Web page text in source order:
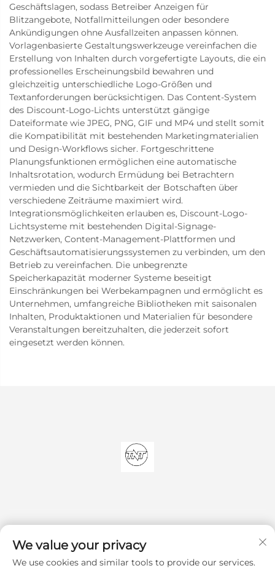
Geschäftslagen, sodass Betreiber Anzeigen für
Blitzangebote, Notfallmitteilungen oder besondere
Ankündigungen ohne Ausfallzeiten anpassen können.
Vorlagenbasierte Gestaltungswerkzeuge vereinfachen die
Erstellung von Inhalten durch vorgefertigte Layouts, die ein
professionelles Erscheinungsbild bewahren und
gleichzeitig unterschiedliche Logo-Größen und
Textanforderungen berücksichtigen. Das Content-System
des Discount-Logo-Lichts unterstützt gängige
Dateiformate wie JPEG, PNG, GIF und MP4 und stellt somit
die Kompatibilität mit bestehenden Marketingmaterialien
und Design-Workflows sicher. Fortgeschrittene
Planungsfunktionen ermöglichen eine automatische
Inhaltsrotation, wodurch Ermüdung bei Betrachtern
vermieden und die Sichtbarkeit der Botschaften über
verschiedene Zeiträume maximiert wird.
Integrationsmöglichkeiten erlauben es, Discount-Logo-
Lichtsysteme mit bestehenden Digital-Signage-
Netzwerken, Content-Management-Plattformen und
Geschäftsautomatisierungssystemen zu verbinden, um den
Betrieb zu vereinfachen. Die unbegrenzte
Speicherkapazität moderner Systeme beseitigt
Einschränkungen bei Werbekampagnen und ermöglicht es
Unternehmen, umfangreiche Bibliotheken mit saisonalen
Inhalten, Produktaktionen und Materialien für besondere
Veranstaltungen bereitzuhalten, die jederzeit sofort
eingesetzt werden können.
We value your privacy
We use cookies and similar tools to provide our services.